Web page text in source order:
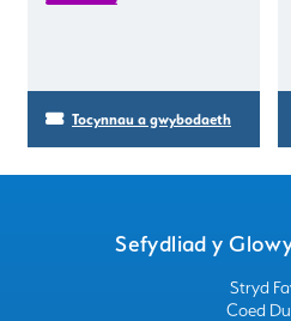
Tocynnau a gwybodaeth
Sefydliad y
Stryd
Coed